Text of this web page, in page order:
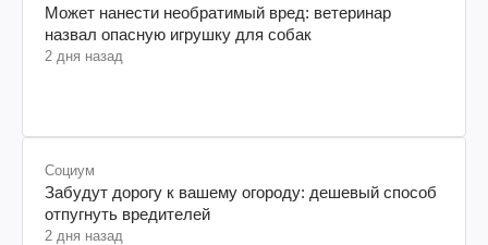
Может нанести необратимый вред: ветеринар
назвал опасную игрушку для собак
2 дня назад
Социум
Забудут дорогу к вашему огороду: дешевый способ
отпугнуть вредителей
2 дня назад